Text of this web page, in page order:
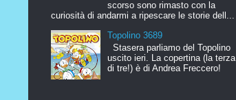
scorso sono rimasto con la
curiosità di andarmi a ripescare le storie dell...
Topolino 3689
Stasera parliamo del Topolino
uscito ieri. La copertina (la terza
di tre!) è di Andrea Freccero!